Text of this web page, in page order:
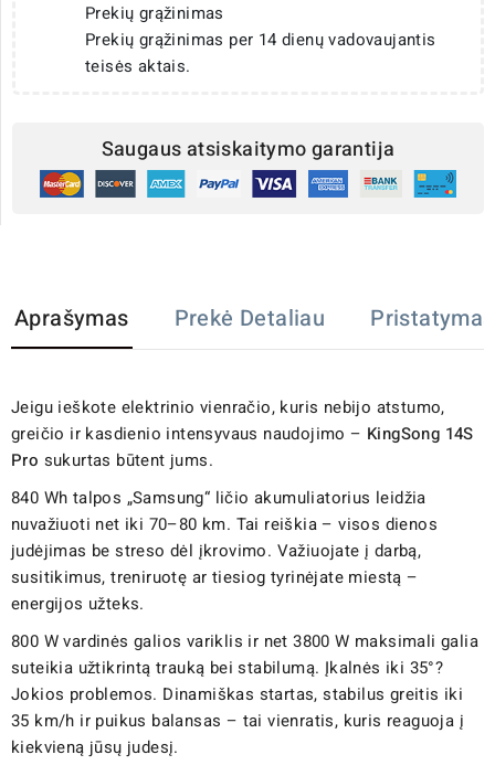
Prekių grąžinimas
Prekių grąžinimas per 14 dienų vadovaujantis
teisės aktais.
Saugaus atsiskaitymo garantija
Aprašymas Prekė Detaliau Pristatymas
Jeigu ieškote elektrinio vienračio, kuris nebijo atstumo,
greičio ir kasdienio intensyvaus naudojimo – KingSong 14S
Pro sukurtas būtent jums.
840 Wh talpos „Samsung“ ličio akumuliatorius leidžia
nuvažiuoti net iki 70–80 km. Tai reiškia – visos dienos
judėjimas be streso dėl įkrovimo. Važiuojate į darbą,
susitikimus, treniruotę ar tiesiog tyrinėjate miestą –
energijos užteks.
800 W vardinės galios variklis ir net 3800 W maksimali galia
suteikia užtikrintą trauką bei stabilumą. Įkalnės iki 35°?
Jokios problemos. Dinamiškas startas, stabilus greitis iki
35 km/h ir puikus balansas – tai vienratis, kuris reaguoja į
kiekvieną jūsų judesį.